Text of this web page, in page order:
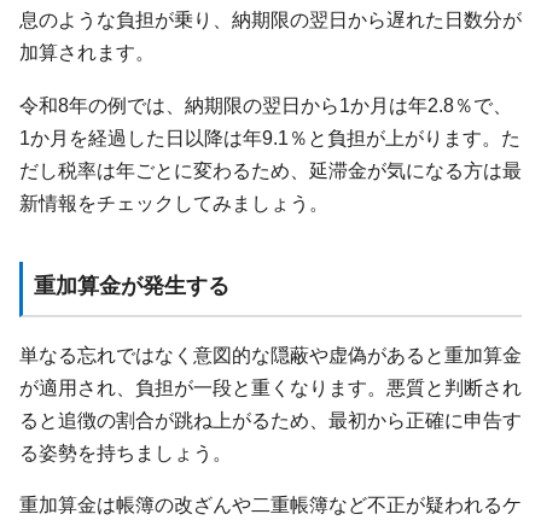
息のような負担が乗り、納期限の翌日から遅れた日数分が
加算されます。
令和8年の例では、納期限の翌日から1か月は年2.8％で、
1か月を経過した日以降は年9.1％と負担が上がります。た
だし税率は年ごとに変わるため、延滞金が気になる方は最
新情報をチェックしてみましょう。
重加算金が発生する
単なる忘れではなく意図的な隠蔽や虚偽があると重加算金
が適用され、負担が一段と重くなります。悪質と判断され
ると追徴の割合が跳ね上がるため、最初から正確に申告す
る姿勢を持ちましょう。
重加算金は帳簿の改ざんや二重帳簿など不正が疑われるケ